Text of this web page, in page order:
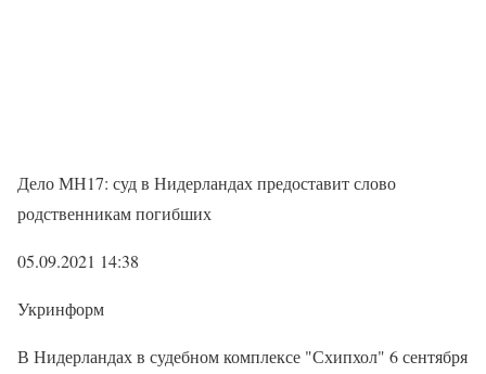
Дело МН17: суд в Нидерландах предоставит слово
родственникам погибших
05.09.2021 14:38
Укринформ
В Нидерландах в судебном комплексе "Схипхол" 6 сентября